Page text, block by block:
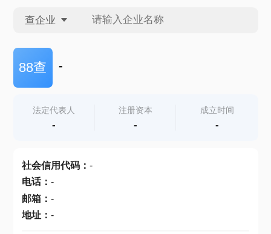
查企业
查企业
查产地
88查 -
法定代表人
-
注册资本
-
成立时间
-
社会信用代码： -
电话： -
邮箱： -
地址： -